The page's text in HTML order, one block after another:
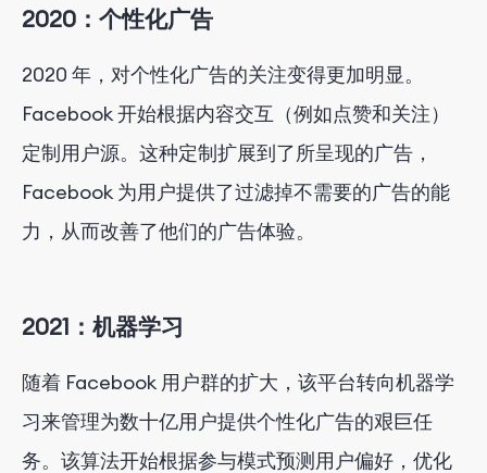
2020：个性化广告
2020 年，对个性化广告的关注变得更加明显。
Facebook 开始根据内容交互（例如点赞和关注）
定制用户源。这种定制扩展到了所呈现的广告，
Facebook 为用户提供了过滤掉不需要的广告的能
力，从而改善了他们的广告体验。
2021：机器学习
随着 Facebook 用户群的扩大，该平台转向机器学
习来管理为数十亿用户提供个性化广告的艰巨任
务。该算法开始根据参与模式预测用户偏好，优化